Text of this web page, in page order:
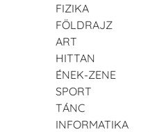
FIZIKA
FÖLDRAJZ
ART
HITTAN
ÉNEK-ZENE
SPORT
TÁNC
INFORMATIKA